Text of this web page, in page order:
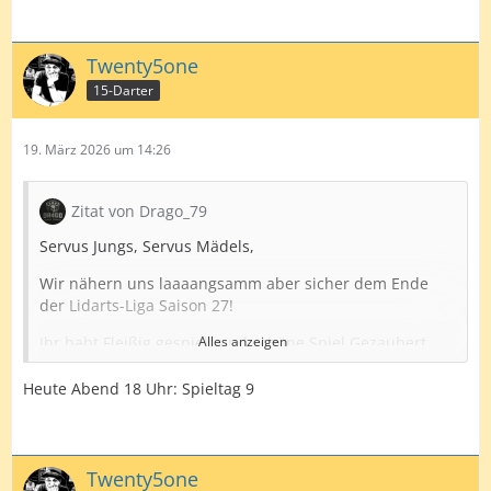
Twenty5one
15-Darter
19. März 2026 um 14:26
Zitat von Drago_79
Servus Jungs, Servus Mädels,
Wir nähern uns laaaangsamm aber sicher dem Ende
der Lidarts-Liga Saison 27!
Ihr habt Fleißig gespielt und schöne Spiel Gezaubert,
der ein oder andere war auch richtig Bombe
Erhole dich gut und wir sehen uns dann in der nächste
Saison wieder
Alles anzeigen
Heute Abend 18 Uhr: Spieltag 9
Twenty5one